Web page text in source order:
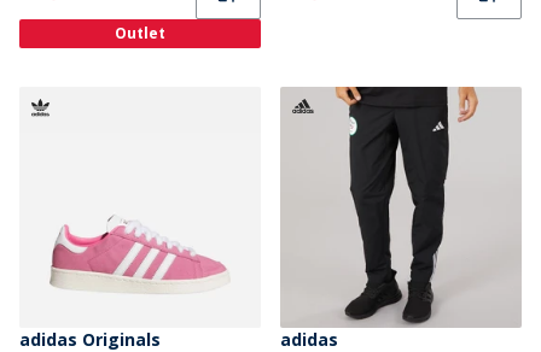
Outlet
adidas Originals
adidas